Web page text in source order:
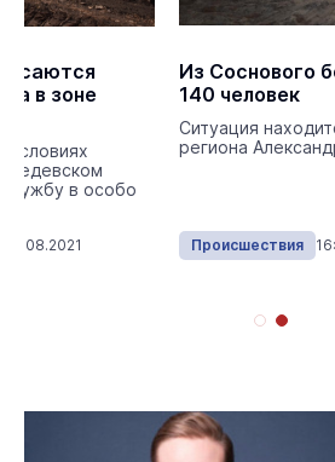
в зоне
условиях
в особо
Из Соснового
140 человек
Ситуация
региона
Происшествия